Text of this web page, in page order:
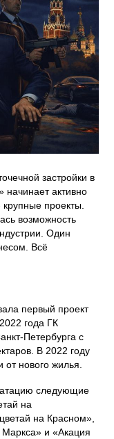
застройки в
начинает активно
крупные проекты.
возможность
Один
Всё
первый проект
года ГК
с
В 2022 году
от нового жилья.
следующие
на
на Красном»,
и «Акация